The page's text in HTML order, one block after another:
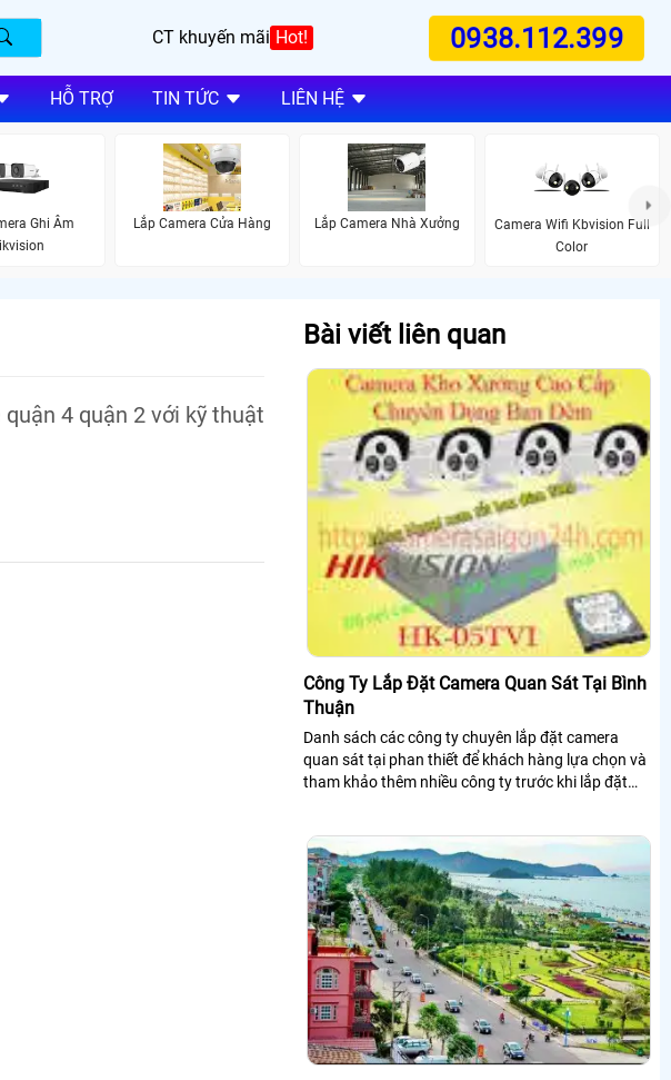
CT khuyến mãi Hot! 0938.112.399
HỖ TRỢ TIN TỨC LIÊN HỆ
Ghi Âm
Lắp Camera Cửa Hàng Lắp Camera Nhà Xưởng
Camera Wifi Kbvision Full
Color
4 quận 2 với kỹ thuật
Bài viết liên quan
Công Ty Lắp Đặt Camera Quan Sát Tại Bình
Thuận
Danh sách các công ty chuyên lắp đặt camera
quan sát tại phan thiết để khách hàng lựa chọn và
tham khảo thêm nhiều công ty trước khi lắp đặt